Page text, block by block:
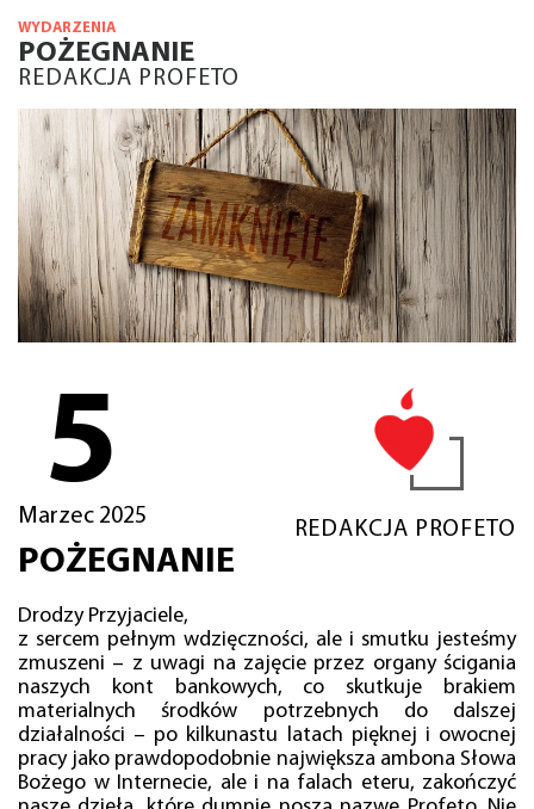
WYDARZENIA
POŻEGNANIE
REDAKCJA PROFETO
5
Marzec 2025
REDAKCJA PROFETO
POŻEGNANIE
Drodzy Przyjaciele,
z sercem pełnym wdzięczności, ale i smutku jesteśmy
zmuszeni – z uwagi na zajęcie przez organy ścigania
naszych kont bankowych, co skutkuje brakiem
materialnych środków potrzebnych do dalszej
działalności – po kilkunastu latach pięknej i owocnej
pracy jako prawdopodobnie największa ambona Słowa
Bożego w Internecie, ale i na falach eteru, zakończyć